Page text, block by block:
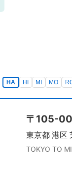
HA HI MI MO
〒 105-
東京都 港区
TOKYO TO